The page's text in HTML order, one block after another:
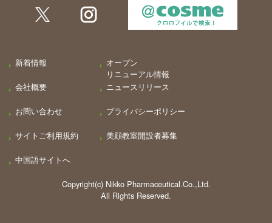
新着情報
オープン
リニューアル情報
会社概要
ニュースリリース
お問い合わせ プライバシーポリシー
サイトご利用規約 美顔教室開設者募集
中国語サイトへ
Copyright(c) Nikko Pharmaceutical.Co.,Ltd.
All Rights Reserved.